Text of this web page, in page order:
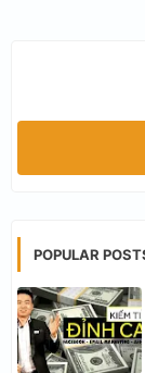
POPULAR